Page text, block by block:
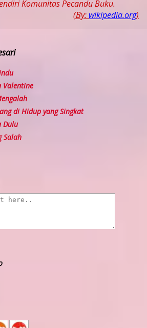
Komunitas Pecandu Buku.
(By: wikipedia.org)
Valentine
di Hidup yang Singkat
Dulu
Salah
1